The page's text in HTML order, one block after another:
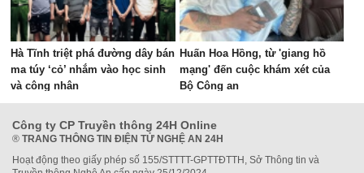
Hà Tĩnh triệt phá đường dây bán
ma túy ‘cỏ’ nhắm vào học sinh
và công nhân
Huấn Hoa Hồng, từ 'giang hồ
mạng' đến cuộc khám xét của
Bộ Công an
Công ty CP Truyền thông 24H Online
® TRANG THÔNG TIN ĐIỆN TỬ NGHỆ AN 24H
Hoạt động theo giấy phép số 155/STTTT-GPTTĐTTH, Sở Thông tin và